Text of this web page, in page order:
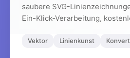
saubere SVG-
Ein-Klick-Verarbeitung,
Vektor Linienkunst